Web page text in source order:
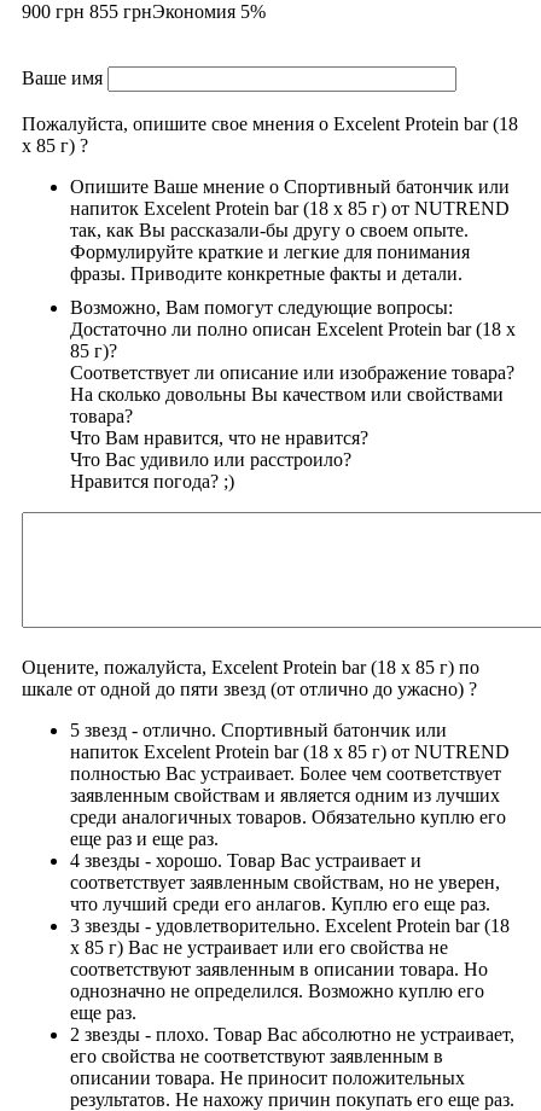
900 грн 855 грнЭкономия 5%
Ваше имя
Пожалуйста, опишите свое мнения о Excelent Protein bar (18
х 85 г) ?
Опишите Ваше мнение о Спортивный батончик или
напиток Excelent Protein bar (18 х 85 г) от NUTREND
так, как Вы рассказали-бы другу о своем опыте.
Формулируйте краткие и легкие для понимания
фразы. Приводите конкретные факты и детали.
Возможно, Вам помогут следующие вопросы:
Достаточно ли полно описан Excelent Protein bar (18 х
85 г)?
Соответствует ли описание или изображение товара?
На сколько довольны Вы качеством или свойствами
товара?
Что Вам нравится, что не нравится?
Что Вас удивило или расстроило?
Нравится погода? ;)
Оцените, пожалуйста, Excelent Protein bar (18 х 85 г) по
шкале от одной до пяти звезд (от отлично до ужасно) ?
5 звезд - отлично. Спортивный батончик или
напиток Excelent Protein bar (18 х 85 г) от NUTREND
полностью Вас устраивает. Более чем соответствует
заявленным свойствам и является одним из лучших
среди аналогичных товаров. Обязательно куплю его
еще раз и еще раз.
4 звезды - хорошо. Товар Вас устраивает и
соответствует заявленным свойствам, но не уверен,
что лучший среди его анлагов. Куплю его еще раз.
3 звезды - удовлетворительно. Excelent Protein bar (18
х 85 г) Вас не устраивает или его свойства не
соответствуют заявленным в описании товара. Но
однозначно не определился. Возможно куплю его
еще раз.
2 звезды - плохо. Товар Вас абсолютно не устраивает,
его свойства не соответствуют заявленным в
описании товара. Не приносит положительных
результатов. Не нахожу причин покупать его еще раз.